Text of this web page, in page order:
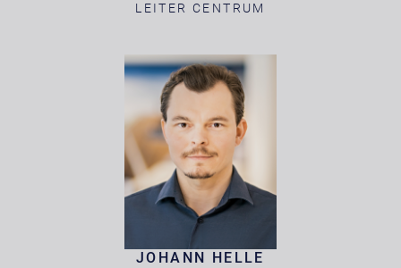
LEITER CENTRUM
JOHANN HELLE